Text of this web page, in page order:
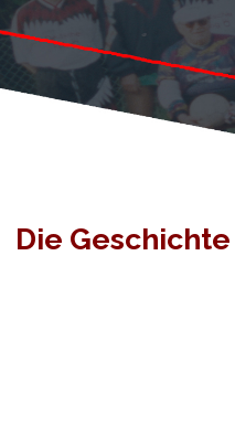
Die